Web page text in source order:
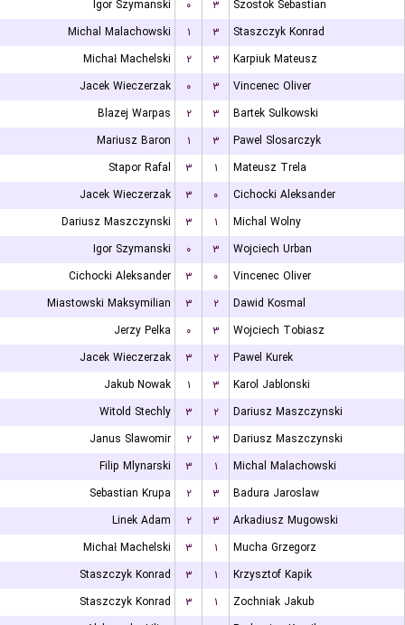
Igor Szymanski ۰ ۳
Szostok Sebastian
Michal Malachowski
۱ ۳
Staszczyk Konrad
Michał Machelski
۲ ۳
Karpiuk Mateusz
Jacek Wieczerzak
۰ ۳
Vincenec Oliver
Blazej Warpas
۲ ۳
Bartek Sulkowski
Mariusz Baron
۱ ۳
Pawel Slosarczyk
Stapor Rafal
۳ ۱
Mateusz Trela
Jacek Wieczerzak
۳ ۰
Cichocki Aleksander
Dariusz Maszczynski
۳ ۱
Michal Wolny
Igor Szymanski
۰ ۳
Wojciech Urban
Cichocki Aleksander
۳ ۰
Vincenec Oliver
Miastowski Maksymilian
۳ ۲
Dawid Kosmal
Jerzy Pelka
۰ ۳
Wojciech Tobiasz
Jacek Wieczerzak
۳ ۲
Pawel Kurek
Jakub Nowak
۱ ۳
Karol Jablonski
Witold Stechly
۳ ۲
Dariusz Maszczynski
Janus Slawomir
۲ ۳
Dariusz Maszczynski
Filip Mlynarski
۳ ۱
Michal Malachowski
Sebastian Krupa
۲ ۳
Badura Jaroslaw
Linek Adam
۲ ۳
Arkadiusz Mugowski
Michał Machelski
۳ ۱
Mucha Grzegorz
Staszczyk Konrad
۳ ۱
Krzysztof Kapik
Staszczyk Konrad
۳ ۱
Zochniak Jakub